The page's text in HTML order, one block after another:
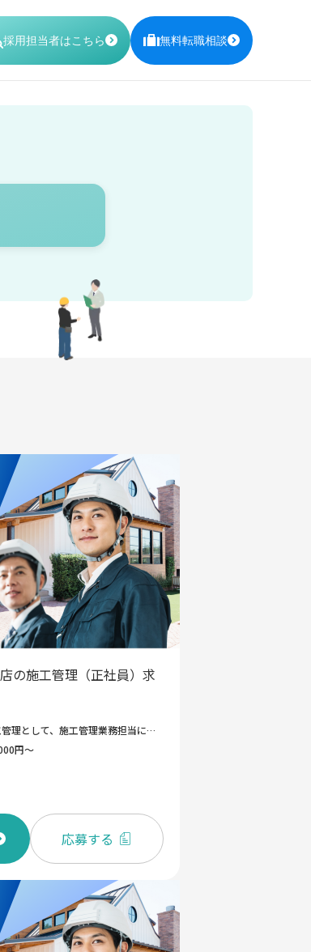
採用担当者はこちら 無料転職相談
の施工管理（正社員）求
建築施工管理として、施工管理業務担当に従事します。 ・新築物件のアフターメンテナンス、改修工事の管理業務 ・安全管理、工程管理、原価計算、品質管理、見積り作成 ・CADを利用して簡単な図面作成を行う ・各現場での現場管理（竣工写真記録、工程管理等） ・施主様や下請け業者との打ち合わせ 等 《具体的な内容》 ・主な案件：事務所、工場、倉庫 等 新築、改修幅広く案件を受注しています。 ・主要顧客：ヤマサ蒲鉾、関西電力、グローリー等 ・案件金額：約3億円〜約15億円 ・案件エリア：兵庫県内ほぼ9割（播磨地域がメインとなります。現場は同社から30〜40分程度の距離までの案件がメインとなります。)
円～
応募する